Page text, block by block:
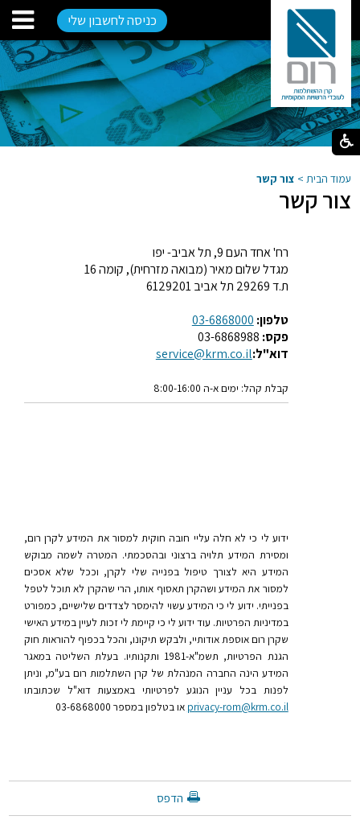
כניסה לחשבון שלי
עמוד הבית > צור קשר
צור קשר
רח' אחד העם 9, תל אביב- יפו
מגדל שלום מאיר (מבואה מזרחית), קומה 16
ת.ד 29269 תל אביב 6129201
טלפון: 03-6868000
פקס: 03-6868988
דוא"ל:service@krm.co.il
קבלת קהל: ימים א-ה 8:00-16:00
ידוע לי כי לא חלה עליי חובה חוקית למסור את המידע לקרן רום,
ומסירת המידע תלויה ברצוני ובהסכמתי. המטרה לשמה מבוקש
המידע היא לצורך טיפול בפנייה שלי לקרן, וככל שלא אסכים
למסור את המידע ושהקרן תאסוף אותו, הרי שהקרן לא תוכל לטפל
בפנייתי. ידוע לי כי המידע עשוי להימסר לצדדים שלישיים, כמפורט
במדיניות הפרטיות. עוד ידוע לי כי קיימת לי זכות לעיין במידע האישי
שקרן רום אוספת אודותיי, ולבקש תיקונו, והכל בכפוף להוראות חוק
הגנת הפרטיות, תשמ"א-1981 ותקנותיו. בעלת השליטה במאגר
המידע הינה החברה המנהלת של קרן השתלמות רום בע"מ, וניתן
לפנות בכל עניין הנוגע לפרטיותי באמצעות דוא"ל שכתובתו
privacy-rom@krm.co.il או בטלפוןבמספר 03-6868000
הדפס